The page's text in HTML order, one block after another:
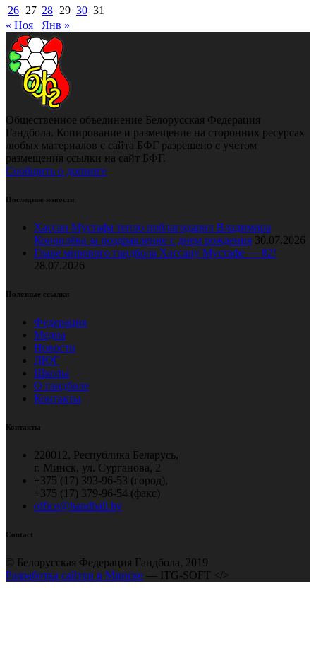
26 27 28 29 30 31
« Ноя
Янв »
Общественное объединение Белорусская Федерация
Гандбола. Копирование и размещение на сторонних ресурсах
любых материалов с сайта БФГ разрешено с учетом
размещения ссылки на сайт БФГ.
Сообщить о допинге
Последние новости
Хассан Мустафа тепло поблагодарил Владимира
Коноплёва за поздравление с днем рождения 30.07.2026
Главе мирового гандбола Хассану Мустафе — 82!
28.07.2026
Полезные ссылки
Федерация
Медиа
Новости
ДЮГ
Школы
О гандболе
Контакты
Контакты
220012, Республика Беларусь,
г. Минск, ул. Сурганова, 2
+375 (17) 393-96-53 (город),
+375 (17) 379-96-54 (факс)
office@handball.by
Contact
© Белорусская Федерация Гандбола, 2019
Разработка сайтов в Минске — ITG-SOFT </>